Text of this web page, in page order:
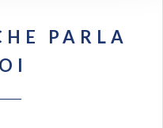
PARLA